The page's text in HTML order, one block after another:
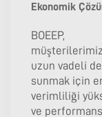
Ekonomik
BOEEP,
uzun vadeli
sunmak için
verimliliği
ve